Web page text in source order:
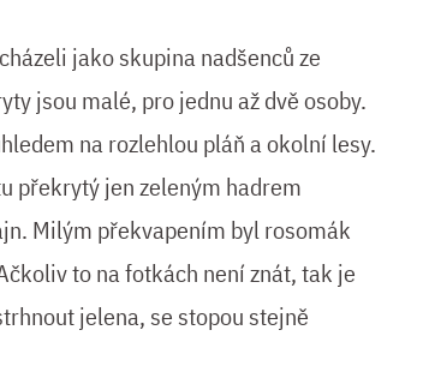
jako skupina nadšenců ze
jsou malé, pro jednu až dvě osoby.
na rozlehlou pláň a okolní lesy.
překrytý jen zeleným hadrem
Milým překvapením byl rosomák
to na fotkách není znát, tak je
jelena, se stopou stejně